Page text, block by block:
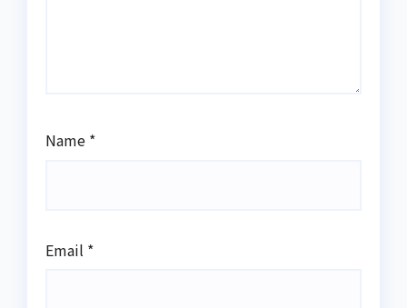
Name *
Email *